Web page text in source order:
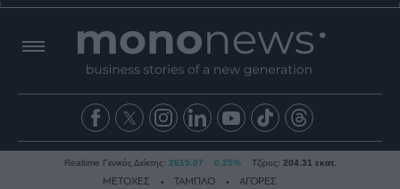
Realtime Γενικός Δείκτης: 2615.07 0.25% Τζίρος: 204.31 εκατ.
ΜΕΤΟΧΕΣ ΤΑΜΠΛΟ ΑΓΟΡΕΣ